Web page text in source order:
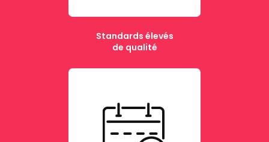
Standards élevés
de qualité